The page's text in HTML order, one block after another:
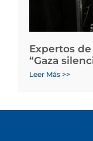
Expertos
“Gaza
Leer Más >>